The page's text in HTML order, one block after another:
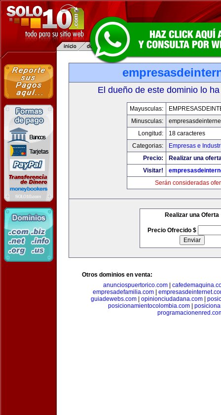
El dueño de este dominio lo
Mayusculas:
Minusculas:
Longitud:
18 caracteres
Categorias:
Empresas e
Precio:
Realizar una
Visitar!
Serán consideradas
Realizar una Oferta
Precio Ofrecido $
Otros dominios en venta:
anunciospuertorico.com|
empresadefamilia.com
guiadewebs.com
opinionciudadana.com
posicionamientocolombia.com|